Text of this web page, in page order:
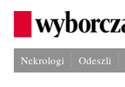
Nekrologi Odeszli